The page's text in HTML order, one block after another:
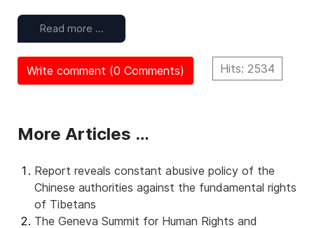
Read more …
Hits: 2534
Write comment (0 Comments)
More Articles …
Report reveals constant abusive policy of the
Chinese authorities against the fundamental rights
of Tibetans
The Geneva Summit for Human Rights and